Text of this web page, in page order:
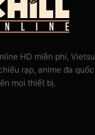
HD miễn phí,
rạp, anime đa
mọi thiết bị.